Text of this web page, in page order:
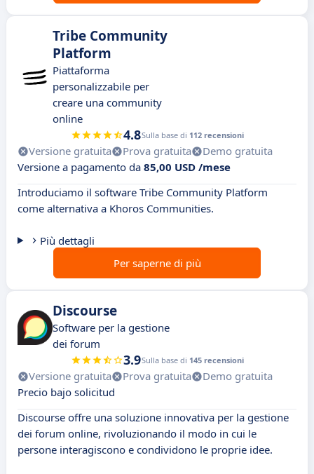
Tribe Community
Platform
Piattaforma
personalizzabile per
creare una community
online
4.8Sulla base di 112 recensioni
Versione gratuita Prova gratuita
Demo gratuita
Versione a pagamento da 85,00 USD /mese
Introduciamo il software Tribe Community Platform
come alternativa a Khoros Communities.
Più dettagli
Per saperne di più
Discourse
Software per la gestione
dei forum
3.9Sulla base di 145 recensioni
Versione gratuita Prova gratuita
Demo gratuita
Precio bajo solicitud
Discourse offre una soluzione innovativa per la gestione
dei forum online, rivoluzionando il modo in cui le
persone interagiscono e condividono le proprie idee.